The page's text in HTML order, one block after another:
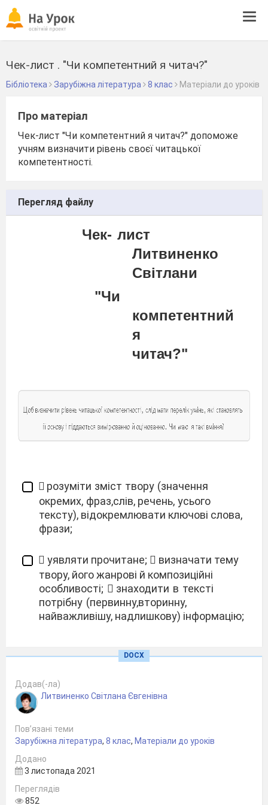
Чек-лист . "Чи компетентний я читач?"
Бібліотека Зарубіжна література 8 клас Матеріали до уроків
Про матеріал
Чек-лист "Чи компетентний я читач?" допоможе
учням визначити рівень своєї читацької
компетентності.
Перегляд файлу
Чек- лист
Литвиненко
Світлани
"Чи
компетентний
я
читач?"
 розуміти зміст твору (значення
окремих, фраз,слів, речень, усього
тексту), відокремлювати ключові слова,
фрази;
 уявляти прочитане;  визначати тему
твору, його жанрові й композиційні
особливості;  знаходити в тексті
потрібну (первинну,вторинну,
найважливішу, надлишкову) інформацію;
автора, розкривати
смисл (ідею);
ставлення
до зображеного,
героя;
пояснювати
DOCX
Додав(-ла)
Литвиненко Світлана Євгенівна
Пов’язані теми
Зарубіжна література, 8 клас, Матеріали до уроків
Додано
3 листопада 2021
Переглядів
852